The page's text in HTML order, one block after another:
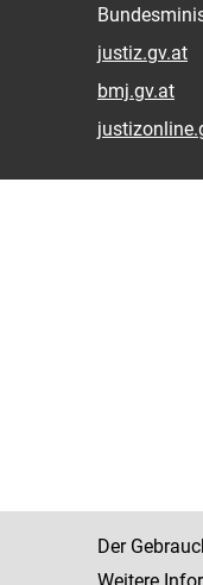
justiz.gv.at
bmj.gv.at
Der